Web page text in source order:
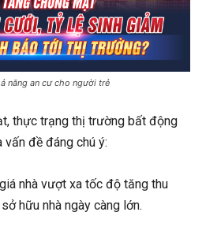
năng an cư cho người trẻ
thực trạng thị trường bất động
vấn đề đáng chú ý:
nhà vượt xa tốc độ tăng thu
hữu nhà ngày càng lớn.